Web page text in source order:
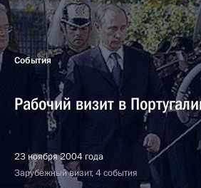
События
Рабочий визит в
23 ноября 2004 года
Зарубежный визит, 4 события